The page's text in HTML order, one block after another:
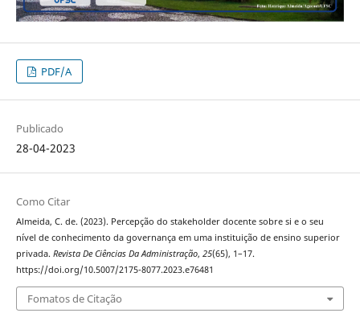
PDF/A
Publicado
28-04-2023
Como Citar
Almeida, C. de. (2023). Percepção do stakeholder docente sobre si e o seu
nível de conhecimento da governança em uma instituição de ensino superior
privada. Revista De Ciências Da Administração, 25(65), 1–17.
https://doi.org/10.5007/2175-8077.2023.e76481
Fomatos de Citação